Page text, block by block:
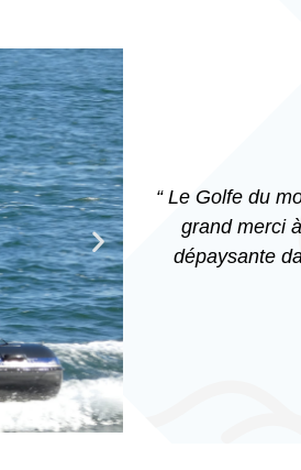
“ Le Golfe du
grand merci
dépaysante